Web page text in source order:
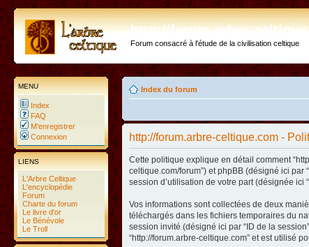
http://forum.arbre-
Forum consacré à l'étude de la civilisation celtique
MENU
Index
FAQ
M’enregistrer
Connexion
LIENS
L'Arbre Celtique
L'encyclopédie
Forum
Charte du forum
Le livre d'or
Le Bénévole
Le Troll
Index du forum
http://forum.arbre-celtique.com -
Cette politique explique en détail comment
celtique.com/forum”) et phpBB (désigné ici par
session d’utilisation de votre part (désignée ici
Vos informations sont collectées de deux
téléchargés dans les fichiers temporaires du
session invité (désigné ici par “ID de la
“http://forum.arbre-celtique.com” et est utilisé